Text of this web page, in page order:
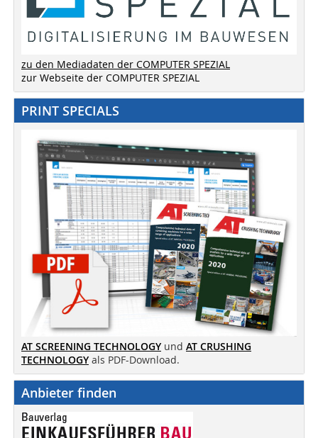
zu den Mediadaten der COMPUTER SPEZIAL
zur Webseite der COMPUTER SPEZIAL
PRINT SPECIALS
AT SCREENING TECHNOLOGY und AT CRUSHING
TECHNOLOGY als PDF-Download.
Anbieter finden